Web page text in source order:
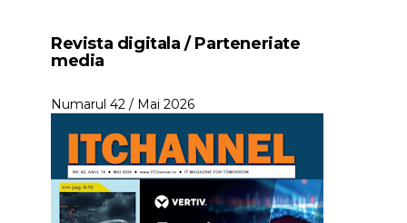
Revista digitala / Parteneriate
media
Numarul 42 / Mai 2026